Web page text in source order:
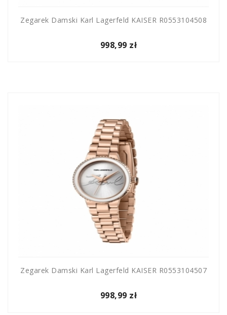
Zegarek Damski Karl Lagerfeld KAISER R0553104508
998,99 zł
Zegarek Damski Karl Lagerfeld KAISER R0553104507
998,99 zł